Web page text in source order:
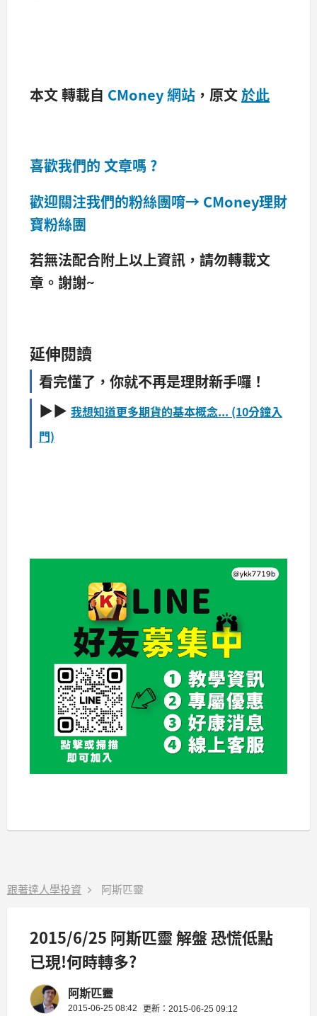
本文 轉載自 CMoney 網站 ，原文於此
喜歡我們的 文章嗎 ?
歡迎關注我們的粉絲團唷→ CMoney理財
寶粉絲團
若無法配合附上以上資訊，請勿轉載文
章。​謝謝~
延伸閱讀
看完懂了，你就不再是理財新手囉！
▶▶ 我想知道更多期貨的基本概念... (10分鐘入
門)
跟著達人學投資 阿斯匹靈
2015/6/25 阿斯匹靈 解盤 恐慌低點
已現!何時轉多?
阿斯匹靈
2015-06-25 08:42 更新：2015-06-25 09:12